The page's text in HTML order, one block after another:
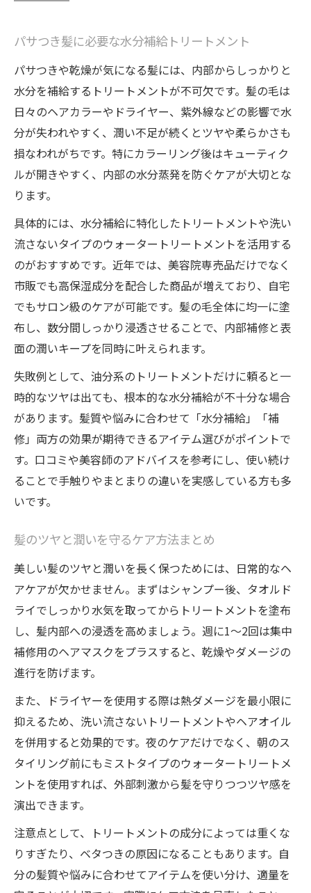
パサつき髪に必要な水分補給トリートメント
パサつきや乾燥が気になる髪には、内部からしっかりと
水分を補給するトリートメントが不可欠です。髪の毛は
日々のヘアカラーやドライヤー、紫外線などの影響で水
分が失われやすく、潤い不足が続くとツヤや柔らかさも
損なわれがちです。特にカラーリング後はキューティク
ルが開きやすく、内部の水分蒸発を防ぐケアが大切とな
ります。
具体的には、水分補給に特化したトリートメントや洗い
流さないタイプのウォータートリートメントを活用する
のがおすすめです。近年では、美容院専売品だけでなく
市販でも高保湿成分を配合した商品が増えており、自宅
でもサロン級のケアが可能です。髪の毛全体に均一に塗
布し、数分間しっかり浸透させることで、内部補修と表
面の潤いキープを同時に叶えられます。
失敗例として、油分系のトリートメントだけに頼ると一
時的なツヤは出ても、根本的な水分補給が不十分な場合
があります。髪質や悩みに合わせて「水分補給」「補
修」両方の効果が期待できるアイテム選びがポイントで
す。口コミや美容師のアドバイスを参考にし、使い続け
ることで手触りやまとまりの違いを実感している方も多
いです。
髪のツヤと潤いを守るケア方法まとめ
美しい髪のツヤと潤いを長く保つためには、日常的なヘ
アケアが欠かせません。まずはシャンプー後、タオルド
ライでしっかり水気を取ってからトリートメントを塗布
し、髪内部への浸透を高めましょう。週に1～2回は集中
補修用のヘアマスクをプラスすると、乾燥やダメージの
進行を防げます。
また、ドライヤーを使用する際は熱ダメージを最小限に
抑えるため、洗い流さないトリートメントやヘアオイル
を併用すると効果的です。夜のケアだけでなく、朝のス
タイリング前にもミストタイプのウォータートリートメ
ントを使用すれば、外部刺激から髪を守りつつツヤ感を
演出できます。
注意点として、トリートメントの成分によっては重くな
りすぎたり、ベタつきの原因になることもあります。自
分の髪質や悩みに合わせてアイテムを使い分け、適量を